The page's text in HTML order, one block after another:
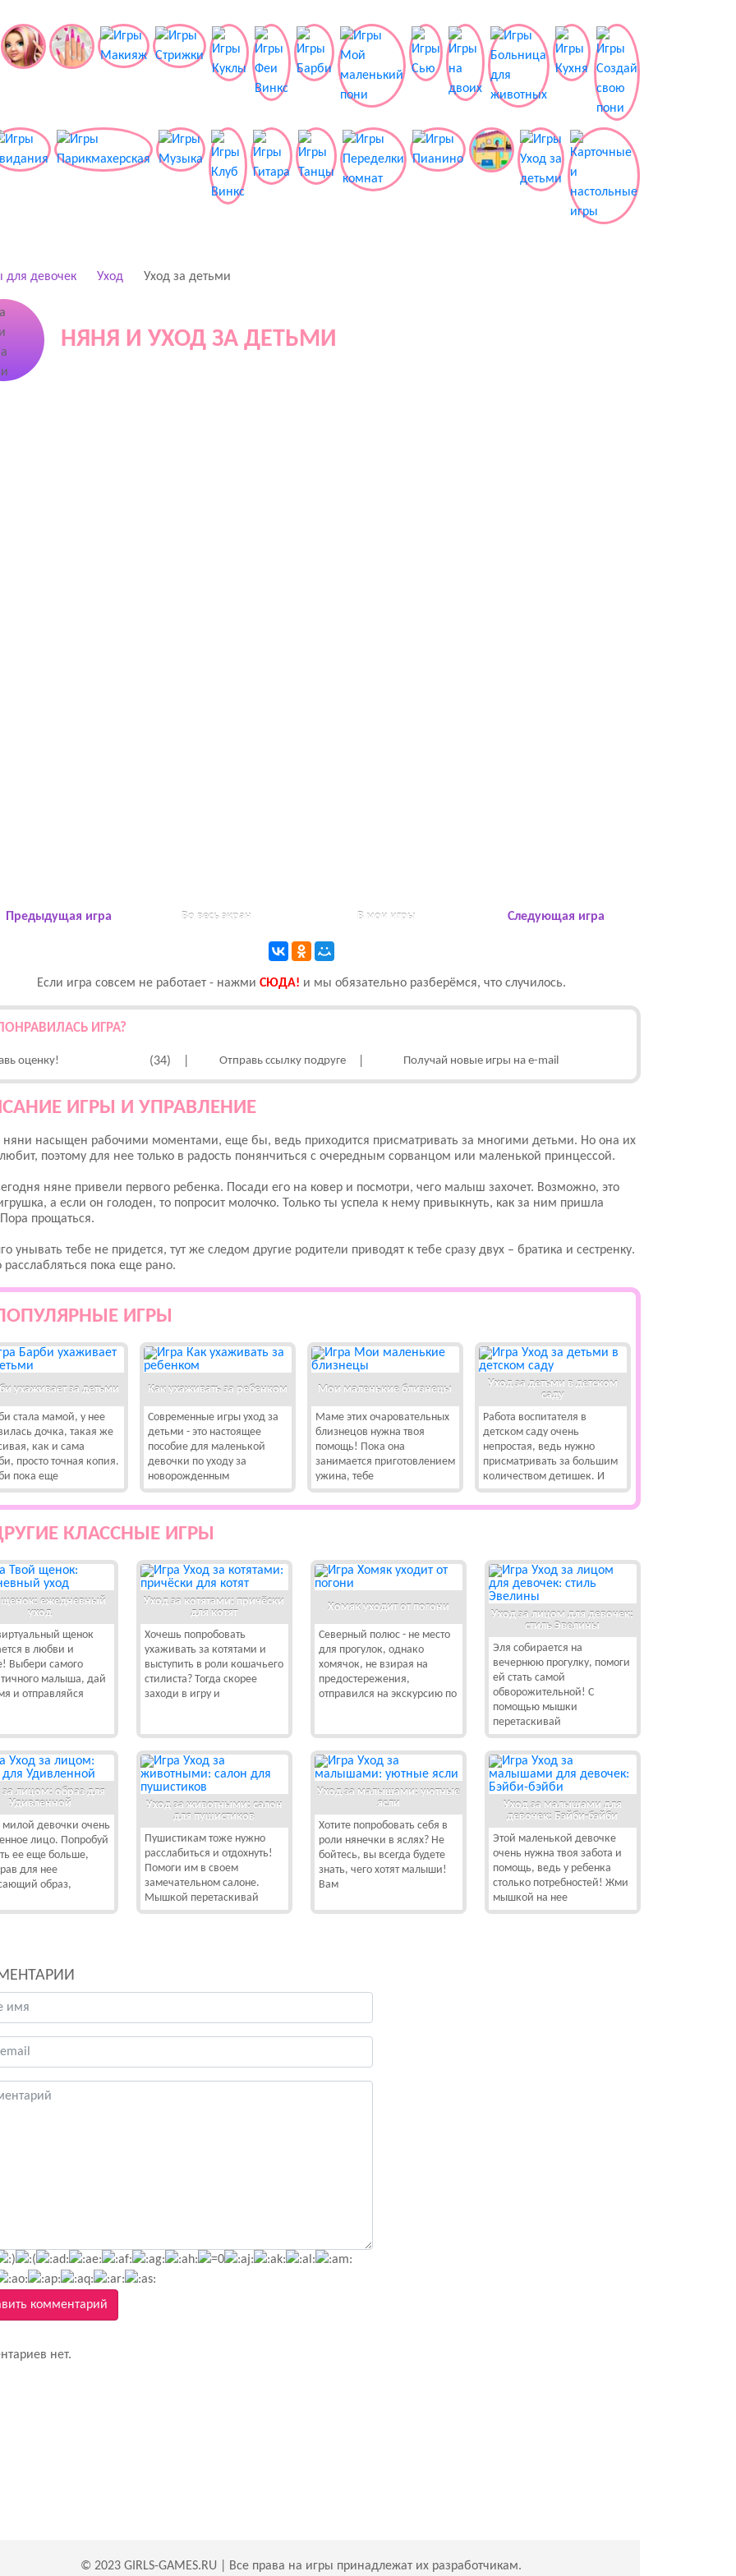
для девочек Уход Уход за детьми
НЯНЯ И УХОД ЗА ДЕТЬМИ
Предыдущая игра Во весь экран В мои игры Следующая игра
Если игра совсем не работает - нажми CЮДА! и мы обязательно разберёмся, что случилось.
ИГРА?
оценку! (34) Отправь ссылку подруге Получай новые игры на e-mail
ИГРЫ И УПРАВЛЕНИЕ
няни насыщен рабочими моментами, еще бы, ведь приходится присматривать за многими детьми. Но она их
поэтому для нее только в радость понянчиться с очередным сорванцом или маленькой принцессой.
няне привели первого ребенка. Посади его на ковер и посмотри, чего малыш захочет. Возможно, это
а если он голоден, то попросит молочко. Только ты успела к нему привыкнуть, как за ним пришла
прощаться.
унывать тебе не придется, тут же следом другие родители приводят к тебе сразу двух – братика и сестренку.
расслабляться пока еще рано.
ИГРЫ
ухаживает за детьми
стала мамой, у нее
дочка, такая же
как и сама
просто точная копия.
пока еще
Как ухаживать за ребенком
Современные игры уход за
детьми - это настоящее
пособие для маленькой
девочки по уходу за
новорожденным
Мои маленькие близнецы
Маме этих очаровательных
близнецов нужна твоя
помощь! Пока она
занимается приготовлением
ужина, тебе
Уход за детьми в детском
саду
Работа воспитателя в
детском саду очень
непростая, ведь нужно
присматривать за большим
количеством детишек. И
КЛАССНЫЕ ИГРЫ
щенок: ежедневный
уход
щенок
в любви и
Выбери самого
малыша, дай
и отправляйся
Уход за котятами: причёски
для котят
Хочешь попробовать
ухаживать за котятами и
выступить в роли кошачьего
стилиста? Тогда скорее
заходи в игру и
Хомяк уходит от погони
Северный полюс - не место
для прогулок, однако
хомячок, не взирая на
предостережения,
отправился на экскурсию по
Уход за лицом для девочек:
стиль Эвелины
Эля собирается на
вечернюю прогулку, помоги
ей стать самой
обворожительной! С
помощью мышки
перетаскивай
лицом: образ для
Удивленной
милой девочки очень
лицо. Попробуй
ее еще больше,
для нее
образ,
Уход за животными: салон
для пушистиков
Пушистикам тоже нужно
расслабиться и отдохнуть!
Помоги им в своем
замечательном салоне.
Мышкой перетаскивай
Уход за малышами: уютные
ясли
Хотите попробовать себя в
роли нянечки в яслях? Не
бойтесь, вы всегда будете
знать, чего хотят малыши!
Вам
Уход за малышами для
девочек: Бэйби-бэйби
Этой маленькой девочке
очень нужна твоя забота и
помощь, ведь у ребенка
столько потребностей! Жми
мышкой на нее
комментарий
нет.
© 2023 GIRLS-GAMES.RU | Все права на игры принадлежат их разработчикам.